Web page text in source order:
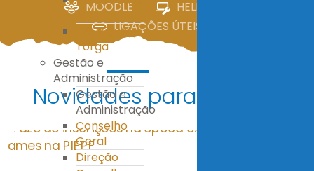
IV
E.S. Miguel
Torga
Gestão e
Administração
Gestão e
Administração
Conselho
Geral
Direção
MOODLE
HELPDESK
LIGAÇÕES ÚTEIS
Novidades para ti!